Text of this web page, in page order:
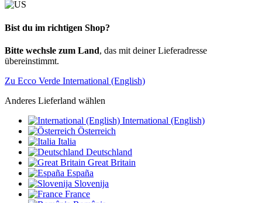
Bist du im richtigen Shop?
Bitte wechsle zum Land, das mit deiner Lieferadresse
übereinstimmt.
Zu Ecco Verde International (English)
Anderes Lieferland wählen
International (English)
Österreich
Italia
Deutschland
Great Britain
España
Slovenija
France